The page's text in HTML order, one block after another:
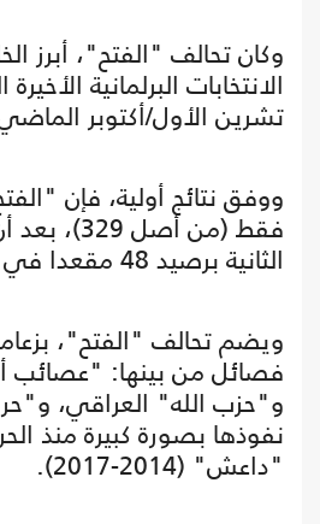
وكان تحالف "الفتح"، أبرز
تشرين الأول/أكتوبر
فقط (من أصل
الثانية برصيد 48 مقعدا في انتخابات 2018.
ويضم تحالف "الفتح"،
فصائل من بينها: "عصائب
و"حزب الله" العراقي،
نفوذها بصورة كبيرة منذ
"داعش" (2014-2017).